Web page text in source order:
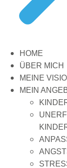
HOME
ÜBER MICH
MEINE
MEIN